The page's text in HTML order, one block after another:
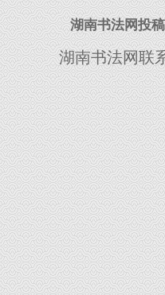
湖南书法网投
湖南书法网联